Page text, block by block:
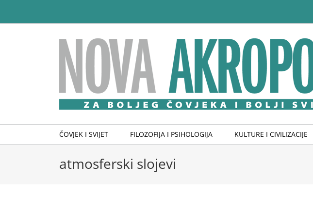
content
ČOVJEK I SVIJET FILOZOFIJA I PSIHOLOGIJA KULTURE I CIVILIZACIJE
atmosferski slojevi